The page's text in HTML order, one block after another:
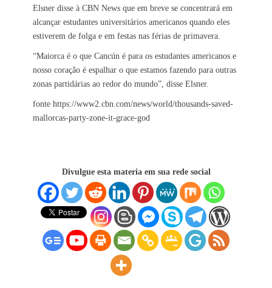
Elsner disse à CBN News que em breve se concentrará em
alcançar estudantes universitários americanos quando eles
estiverem de folga e em festas nas férias de primavera.
“Maiorca é o que Cancún é para os estudantes americanos e
nosso coração é espalhar o que estamos fazendo para outras
zonas partidárias ao redor do mundo”, disse Elsner.
fonte https://www2.cbn.com/news/world/thousands-saved-
mallorcas-party-zone-it-grace-god
Divulgue esta materia em sua rede social